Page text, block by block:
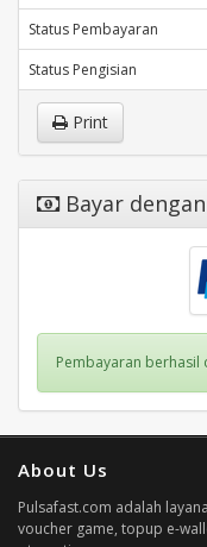
Status Pembayaran
Status Pengisian
Print
Bayar dengan
Pembayaran berhasil
About Us
Pulsafast.com adalah
voucher game, topup e-